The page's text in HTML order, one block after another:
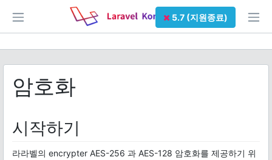
5.7 (지원종료)
암호화
시작하기
라라벨의 encrypter AES-256 과 AES-128 암호화를 제공하기 위